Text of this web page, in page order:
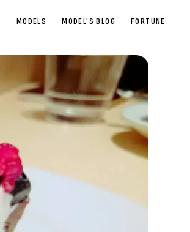
MODELS MODEL'S BLOG FORTUNE